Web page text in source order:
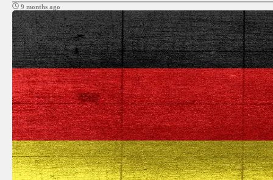
9 months ago